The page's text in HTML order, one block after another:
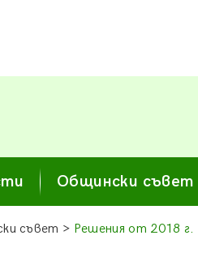
Общински съвет
съвет > Решения от 2018 г.